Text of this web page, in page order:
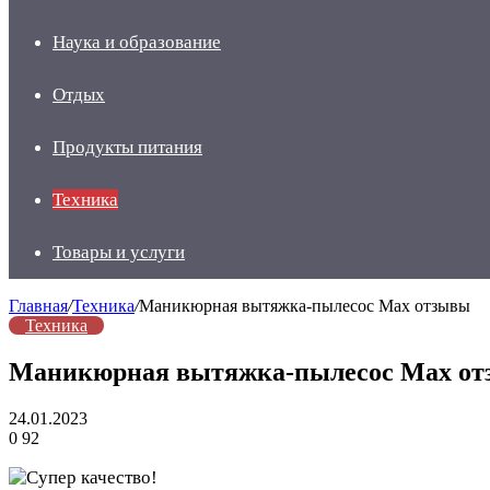
Наука и образование
Отдых
Продукты питания
Техника
Товары и услуги
Главная/Техника/Маникюрная вытяжка-пылесос Мах отзывы
Техника
Маникюрная вытяжка-пылесос Мах
24.01.2023
0 92